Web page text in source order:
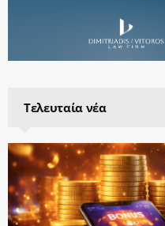
Τελευταία νέα